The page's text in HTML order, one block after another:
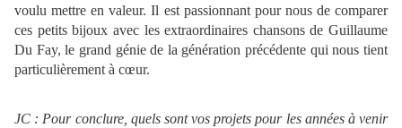
voulu mettre en valeur. Il est passionnant pour nous de comparer
ces petits bijoux avec les extraordinaires chansons de Guillaume
Du Fay, le grand génie de la génération précédente qui nous tient
particulièrement à cœur.
JC : Pour conclure, quels sont vos projets pour les années à venir